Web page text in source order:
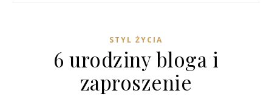
STYL ŻYCIA
6 urodziny bloga i
zaproszenie